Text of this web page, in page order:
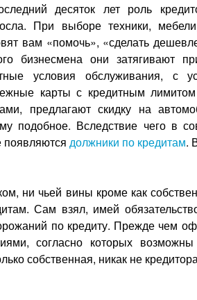
десяток лет роль
При выборе техники,
вам «помочь», «сделать
бизнесмена они затягивают
условия обслуживания, с
карты с кредитным
предлагают скидку на
подобное. Вследствие чего в
появляются должники по кредитам.
ни чьей вины кроме как
Сам взял, имей
по кредиту. Прежде
согласно которых
собственная, никак не